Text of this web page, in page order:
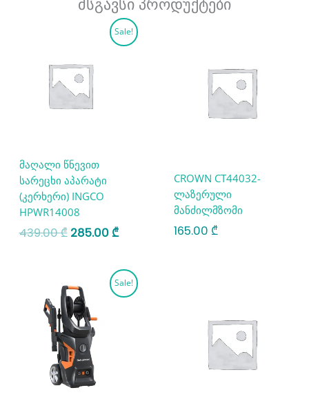
Sale!
მაღალი წნევით
სარეცხი აპარატი
(კერხერი) INGCO
HPWR14008
439.00₾
Original
439.00 ₾.
285.00₾
Current
price
CROWN CT44032-
ლაზერული
მანძილმზომი
165.00 ₾
Sale!
Original
price
was:
520.00 ₾.
Current
price